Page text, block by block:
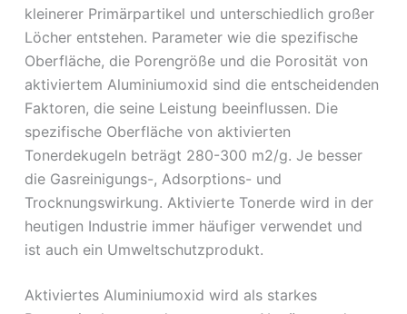
kleinerer Primärpartikel und unterschiedlich großer
Löcher entstehen. Parameter wie die spezifische
Oberfläche, die Porengröße und die Porosität von
aktiviertem Aluminiumoxid sind die entscheidenden
Faktoren, die seine Leistung beeinflussen. Die
spezifische Oberfläche von aktivierten
Tonerdekugeln beträgt 280-300 m2/g. Je besser
die Gasreinigungs-, Adsorptions- und
Trocknungswirkung. Aktivierte Tonerde wird in der
heutigen Industrie immer häufiger verwendet und
ist auch ein Umweltschutzprodukt.
Aktiviertes Aluminiumoxid wird als starkes